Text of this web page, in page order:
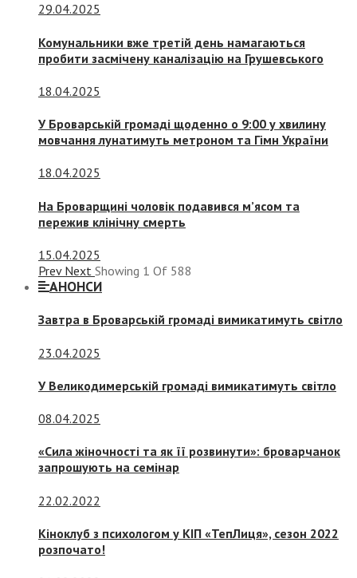
29.04.2025
Комунальники вже третій день намагаються
пробити засмічену каналізацію на Грушевського
18.04.2025
У Броварській громаді щоденно о 9:00 у хвилину
мовчання лунатимуть метроном та Гімн України
18.04.2025
На Броварщині чоловік подавився м’ясом та
пережив клінічну смерть
15.04.2025
Prev Next Showing 1 Of 588
АНОНСИ
Завтра в Броварській громаді вимикатимуть світло
23.04.2025
У Великодимерській громаді вимикатимуть світло
08.04.2025
«Сила жіночності та як її розвинути»: броварчанок
запрошують на семінар
22.02.2022
Кіноклуб з психологом у КІП «ТепЛиця», сезон 2022
розпочато!